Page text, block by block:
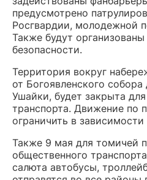
предусмотрено
Росгвардии, молодежной
Также будут
безопасности.
Территория вокруг
от Богоявленского
Ушайки, будет закрыта
транспорта. Движение по
ограничить в зависимости
Также 9 мая для томичей
общественного
салюта автобусы,